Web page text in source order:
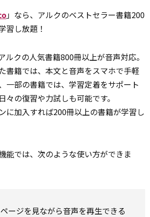
」なら、アルクのベストセラー書籍200
習し放題！
ルクの人気書籍800冊以上が音声対応。
書籍では、本文と音声をスマホで手軽
一部の書籍では、学習定着をサポート
々の復習や力試しも可能です。
に加入すれば200冊以上の書籍が学習し
能では、次のような使い方ができま
ージを見ながら音声を再生できる